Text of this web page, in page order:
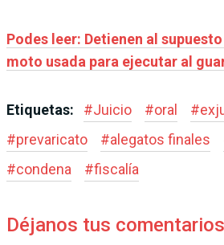
Podes leer: Detienen al
moto usada para ejecutar al
Etiquetas: #Juicio #oral #
#prevaricato #alegatos finales
#condena #fiscalía
Déjanos tus